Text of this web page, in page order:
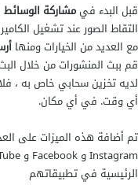
قبل البدء فيمشاركة الوسائط
التقاط الصور عند تشغيل
مع العديد من الخيارات ومنها
قم ببث المنشورات من خلال
لديه تخزين سحابي خاص به ،
أي وقت. في أي مكان.
تم أضافة هذه الميزات على
الرئيسية في تطبيقاتهم